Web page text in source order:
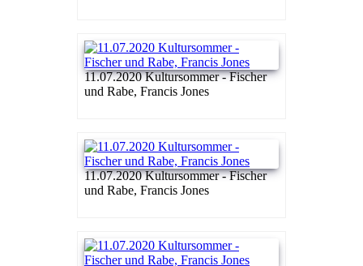
11.07.2020 Kultursommer - Fischer
und Rabe, Francis Jones
11.07.2020 Kultursommer - Fischer
und Rabe, Francis Jones